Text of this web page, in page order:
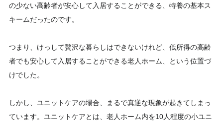
の少ない高齢者が安心して入居することができる、特養の基本ス
キームだったのです。
つまり、けっして贅沢な暮らしはできないけれど、低所得の高齢
者でも安心して入居することができる老人ホーム、という位置づ
けでした。
しかし、ユニットケアの場合、まるで真逆な現象が起きてしまっ
ています。ユニットケアとは、老人ホーム内を10人程度の小ユニ